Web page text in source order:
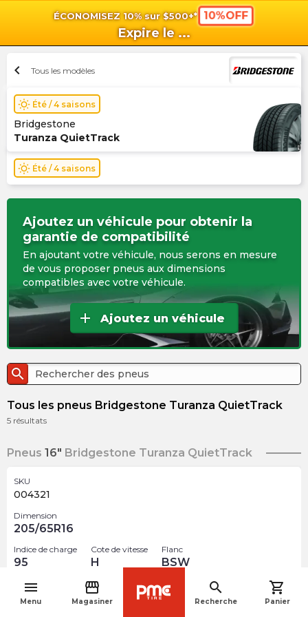
ÉCONOMISEZ 10% sur $500+* 10%OFF
Expire le ...
menu
Menu
storefront
Magasiner
search
Recherche
shopping_cart
Panier
chevron_left Tous les modèles
wb_sunny Été / 4 saisons
Bridgestone
Turanza QuietTrack
wb_sunny Été / 4 saisons
Ajoutez un véhicule pour obtenir la
garantie de compatibilité
En ajoutant votre véhicule, nous serons en mesure
de vous proposer pneus aux dimensions
compatibles avec votre véhicule.
add Ajoutez un véhicule
search
Tous les pneus Bridgestone Turanza QuietTrack
5 résultats
Pneus 16" Bridgestone Turanza QuietTrack
SKU
004321
Dimension
205/65R16
Indice de charge
95
Cote de vitesse
H
Flanc
BSW
235.97
3 En inventaire
arrow_forward
navigate_before